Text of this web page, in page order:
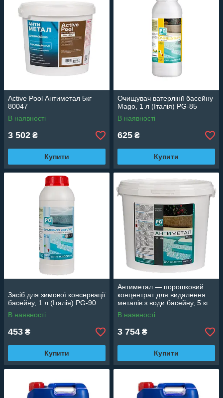
Active Pool Антиметал 5кг
80047
В наявності
3 502 ₴
Купити
Очищувач ватерлінії басейну
Mago, 1 л (Італія) PG-85
В наявності
625 ₴
Купити
Засіб для зимової консервації
басейну, 1 л (Італія) PG-90
В наявності
453 ₴
Купити
Антиметал — порошковий
концентрат для видалення
металів з води басейну, 5 кг
PG-10
В наявності
3 754 ₴
Купити